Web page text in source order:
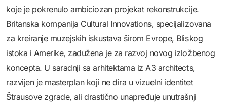
koje je pokrenulo ambiciozan projekat rekonstrukcije.
Britanska kompanija Cultural Innovations, specijalizovana
za kreiranje muzejskih iskustava širom Evrope, Bliskog
istoka i Amerike, zadužena je za razvoj novog izložbenog
koncepta. U saradnji sa arhitektama iz A3 architects,
razvijen je masterplan koji ne dira u vizuelni identitet
Štrausove zgrade, ali drastično unapređuje unutrašnji